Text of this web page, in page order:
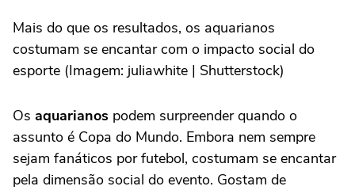
Mais do que os resultados, os aquarianos
costumam se encantar com o impacto social do
esporte (Imagem: juliawhite | Shutterstock)
Os aquarianos podem surpreender quando o
assunto é Copa do Mundo. Embora nem sempre
sejam fanáticos por futebol, costumam se encantar
pela dimensão social do evento. Gostam de